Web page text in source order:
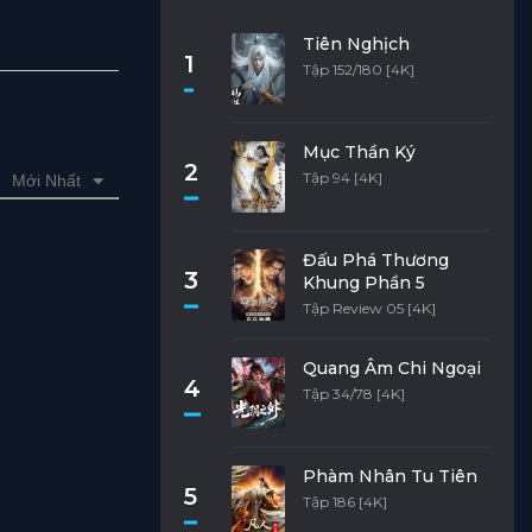
Mới Nhất
1
Tiên Nghịch
Tập 152/180 [4K]
2
Mục Thần Ký
Tập 94 [4K]
3
Đấu Phá Thương
Khung Phần 5
Tập Review 05 [4K]
4
Quang Âm Chi Ngoại
Tập 34/78 [4K]
5
Phàm Nhân Tu Tiên
Tập 186 [4K]